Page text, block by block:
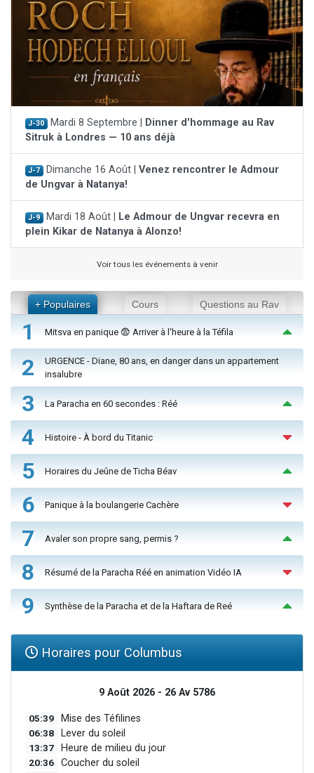
J-30 Mardi 8 Septembre |
Dinner d'hommage au Rav
Sitruk à Londres — 10 ans déjà
J-7 Dimanche 16 Août | Venez rencontrer le Admour
de Ungvar à Natanya!
J-9 Mardi 18 Août |
Le Admour de Ungvar recevra en
plein Kikar de Natanya à Alonzo!
Voir tous les événements à venir
+ Populaires Cours Questions au Rav
1 Mitsva en panique 😨 Arriver à l'heure à la Téfila
2
URGENCE - Diane, 80 ans, en danger dans un appartement
insalubre
3 La Paracha en 60 secondes : Réé
4 Histoire - À bord du Titanic
5 Horaires du Jeûne de Ticha Béav
6 Panique à la boulangerie Cachère
7 Avaler son propre sang, permis ?
8 Résumé de la Paracha Réé en animation Vidéo IA
9 Synthèse de la Paracha et de la Haftara de Reé
Horaires pour Columbus
9 Août 2026 - 26 Av 5786
05:39 Mise des Téfilines
06:38 Lever du soleil
13:37 Heure de milieu du jour
20:36 Coucher du soleil